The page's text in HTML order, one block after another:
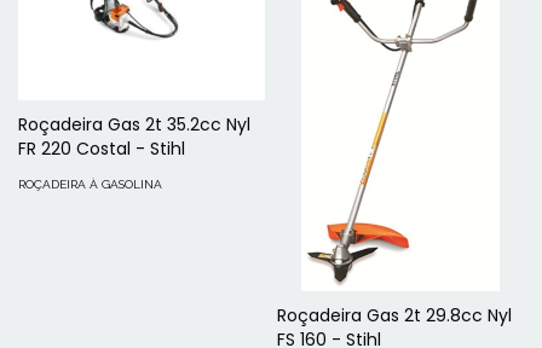
Roçadeira Gas 2t 35.2cc Nyl
FR 220 Costal - Stihl
ROÇADEIRA À GASOLINA
Roçadeira Gas 2t 29.8cc Nyl
FS 160 - Stihl